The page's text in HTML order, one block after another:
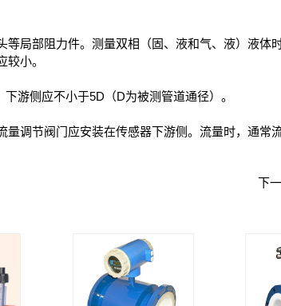
局部阻力件。测量双相（固、液和气、液）液体
小。
游侧应不小于5D（D为被测管道通径）。
调节阀门应安装在传感器下游侧。流量时，通常
下